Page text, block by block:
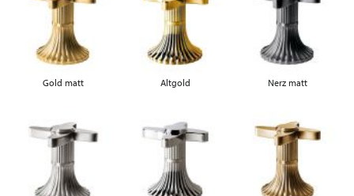
Gold matt Altgold Nerz matt